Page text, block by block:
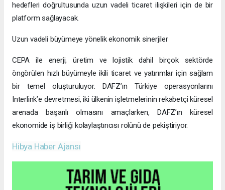
hedefleri doğrultusunda uzun vadeli ticaret ilişkileri için de bir
platform sağlayacak.
Uzun vadeli büyümeye yönelik ekonomik sinerjiler
CEPA ile enerji, üretim ve lojistik dahil birçok sektörde
öngörülen hızlı büyümeyle ikili ticaret ve yatırımlar için sağlam
bir temel oluşturuluyor. DAFZ’ın Türkiye operasyonlarını
Interlink’e devretmesi, iki ülkenin işletmelerinin rekabetçi küresel
arenada başarılı olmasını amaçlarken, DAFZ’ın küresel
ekonomide iş birliği kolaylaştırıcısı rolünü de pekiştiriyor.
Hibya Haber Ajansı